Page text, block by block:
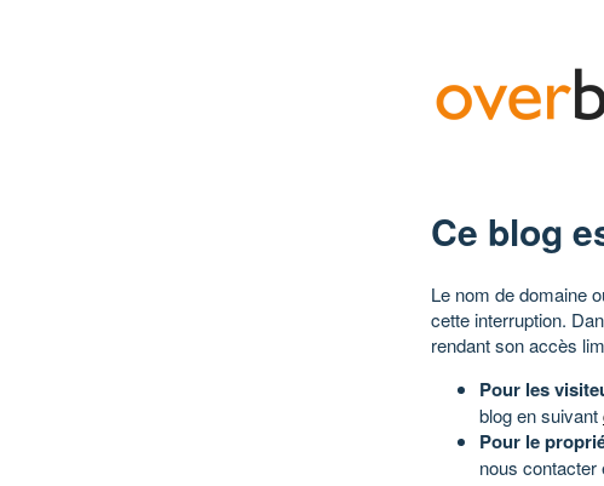
Ce blog
Le nom de domaine
cette interruption.
rendant son accès
Pour les
blog en suivant
Pour le
nous contacter